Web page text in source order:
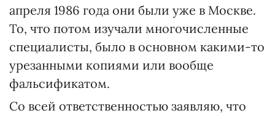
апреля 1986 года они были уже в Москве.
То, что потом изучали многочисленные
специалисты, было в основном какими-то
урезанными копиями или вообще
фальсификатом.
Со всей ответственностью заявляю, что